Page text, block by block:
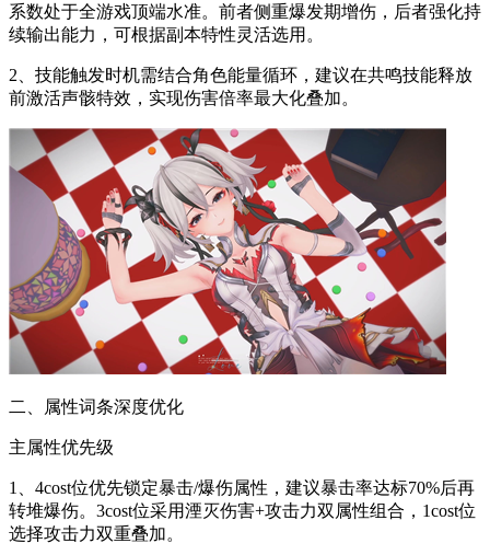
系数处于全游戏顶端水准。前者侧重爆发期增伤，后者强化持
续输出能力，可根据副本特性灵活选用。
2、技能触发时机需结合角色能量循环，建议在共鸣技能释放
前激活声骸特效，实现伤害倍率最大化叠加。
二、属性词条深度优化
主属性优先级
1、4cost位优先锁定暴击/爆伤属性，建议暴击率达标70%后再
转堆爆伤。3cost位采用湮灭伤害+攻击力双属性组合，1cost位
选择攻击力双重叠加。